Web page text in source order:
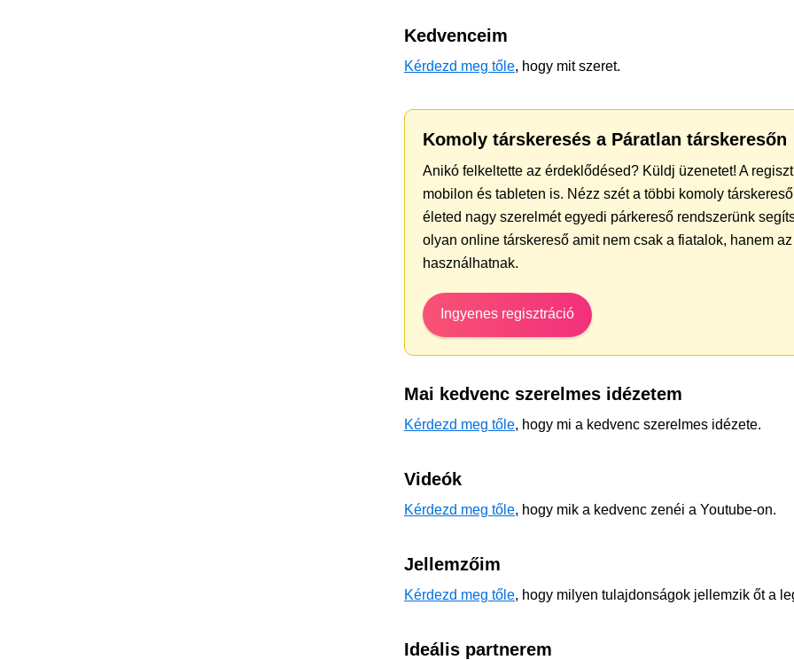
Kedvenceim
Kérdezd meg tőle, hogy mit szeret.
Komoly társkeresés a Páratlan társkeresőn
Anikó felkeltette az érdeklődésed? Küldj üzenetet! A
mobilon és tableten is. Nézz szét a többi komoly
életed nagy szerelmét egyedi párkereső rendszerünk
olyan online társkereső amit nem csak a fiatalok, hanem
használhatnak.
Ingyenes regisztráció
Mai kedvenc szerelmes idézetem
Kérdezd meg tőle, hogy mi a kedvenc szerelmes idézete.
Videók
Kérdezd meg tőle, hogy mik a kedvenc zenéi a Youtube-on.
Jellemzőim
Kérdezd meg tőle, hogy milyen tulajdonságok jellemzik őt a
Ideális partnerem